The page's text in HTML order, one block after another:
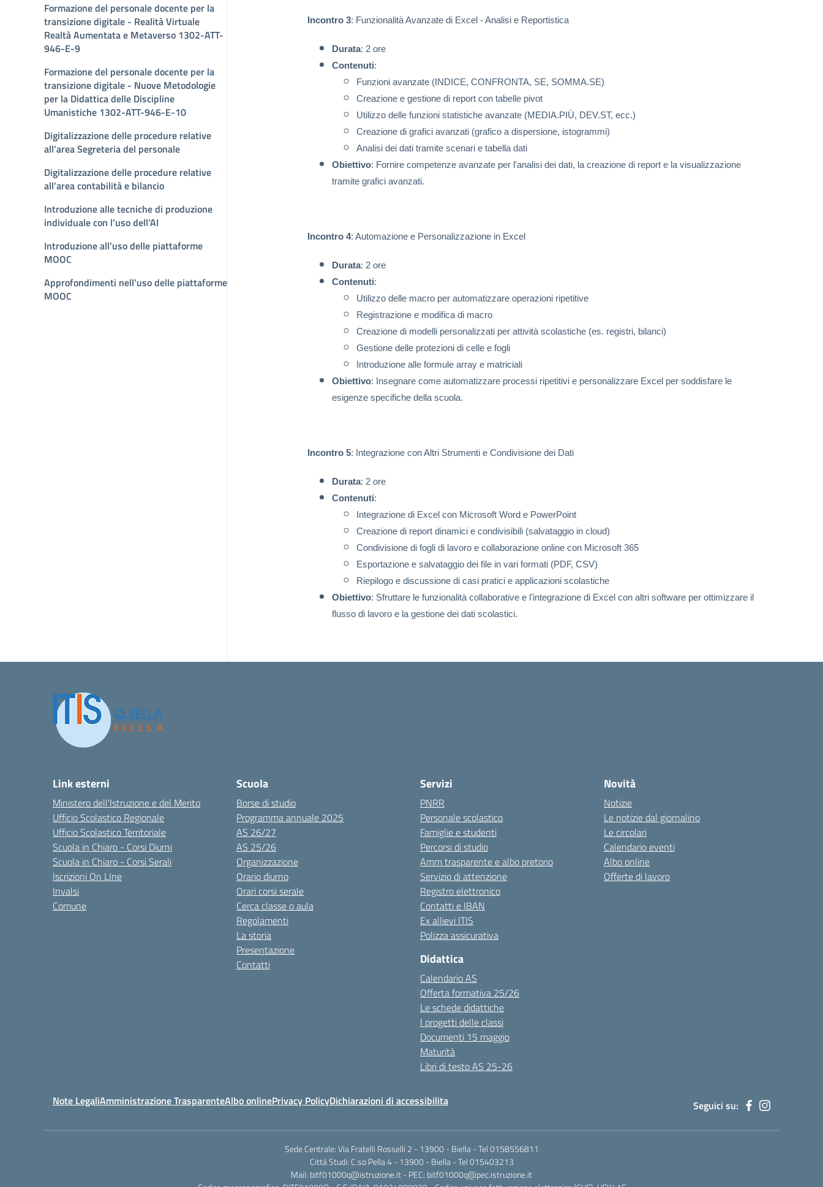
Formazione del personale docente per la
transizione digitale - Realità Virtuale
Realtà Aumentata e Metaverso 1302-ATT-
946-E-9
Formazione del personale docente per la
transizione digitale - Nuove Metodologie
per la Didattica delle Discipline
Umanistiche 1302-ATT-946-E-10
Digitalizzazione delle procedure relative
all’area Segreteria del personale
Digitalizzazione delle procedure relative
all’area contabilità e bilancio
Introduzione alle tecniche di produzione
individuale con l’uso dell’AI
Introduzione all’uso delle piattaforme
MOOC
Approfondimenti nell’uso delle piattaforme
MOOC
Incontro 3: Funzionalità Avanzate di Excel - Analisi e Reportistica
Durata: 2 ore
Contenuti:
Funzioni avanzate (INDICE, CONFRONTA, SE, SOMMA.SE)
Creazione e gestione di report con tabelle pivot
Utilizzo delle funzioni statistiche avanzate (MEDIA.PIÙ, DEV.ST, ecc.)
Creazione di grafici avanzati (grafico a dispersione, istogrammi)
Analisi dei dati tramite scenari e tabella dati
Obiettivo: Fornire competenze avanzate per l'analisi dei dati, la creazione di report e la visualizzazione
tramite grafici avanzati.
Incontro 4: Automazione e Personalizzazione in Excel
Durata: 2 ore
Contenuti:
Utilizzo delle macro per automatizzare operazioni ripetitive
Registrazione e modifica di macro
Creazione di modelli personalizzati per attività scolastiche (es. registri, bilanci)
Gestione delle protezioni di celle e fogli
Introduzione alle formule array e matriciali
Obiettivo: Insegnare come automatizzare processi ripetitivi e personalizzare Excel per soddisfare le
esigenze specifiche della scuola.
Incontro 5: Integrazione con Altri Strumenti e Condivisione dei Dati
Durata: 2 ore
Contenuti:
Integrazione di Excel con Microsoft Word e PowerPoint
Creazione di report dinamici e condivisibili (salvataggio in cloud)
Condivisione di fogli di lavoro e collaborazione online con Microsoft 365
Esportazione e salvataggio dei file in vari formati (PDF, CSV)
Riepilogo e discussione di casi pratici e applicazioni scolastiche
Obiettivo: Sfruttare le funzionalità collaborative e l’integrazione di Excel con altri software per ottimizzare il
flusso di lavoro e la gestione dei dati scolastici.
Link esterni
Ministero dell'Istruzione e del Merito
Ufficio Scolastico Regionale
Ufficio Scolastico Territoriale
Scuola in Chiaro - Corsi Diurni
Scuola in Chiaro - Corsi Serali
Iscrizioni On LIne
Invalsi
Comune
Scuola
Borse di studio
Programma annuale 2025
AS 26/27
AS 25/26
Organizzazione
Orario diurno
Orari corsi serale
Cerca classe o aula
Regolamenti
La storia
Presentazione
Contatti
Servizi
PNRR
Personale scolastico
Famiglie e studenti
Percorsi di studio
Amm trasparente e albo pretorio
Servizio di attenzione
Registro elettronico
Contatti e IBAN
Ex allievi ITIS
Polizza assicurativa
Didattica
Calendario AS
Offerta formativa 25/26
Le schede didattiche
I progetti delle classi
Documenti 15 maggio
Maturità
Libri di testo AS 25-26
Novità
Notizie
Le notizie dal giornalino
Le circolari
Calendario eventi
Albo online
Offerte di lavoro
Note LegaliAmministrazione TrasparenteAlbo onlinePrivacy PolicyDichiarazioni di accessibilita Seguici su:
Sede Centrale: Via Fratelli Rosselli 2 - 13900 - Biella - Tel 0158556811
Città Studi: C.so Pella 4 - 13900 - Biella - Tel 015403213
Mail: bitf01000q@istruzione.it- PEC: bitf01000q@pec.istruzione.it